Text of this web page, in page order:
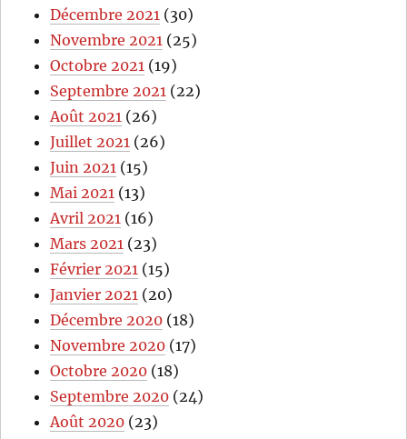
Décembre 2021 (30)
Novembre 2021 (25)
Octobre 2021 (19)
Septembre 2021 (22)
Août 2021 (26)
Juillet 2021 (26)
Juin 2021 (15)
Mai 2021 (13)
Avril 2021 (16)
Mars 2021 (23)
Février 2021 (15)
Janvier 2021 (20)
Décembre 2020 (18)
Novembre 2020 (17)
Octobre 2020 (18)
Septembre 2020 (24)
Août 2020 (23)